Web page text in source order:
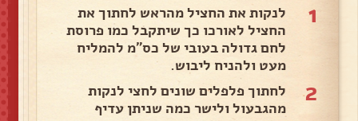
1
לנקות את החציל מהראש לחתוך את
החציל לאורכו כך שיתקבל כמו פרוסת
לחם גדולה בעובי של כס"מ להמליח
מעט ולהניח ליבוש.
2
לחתוך פלפלים שונים לחצי לנקות
מהגבעול ולישר כמה שניתן עדיף